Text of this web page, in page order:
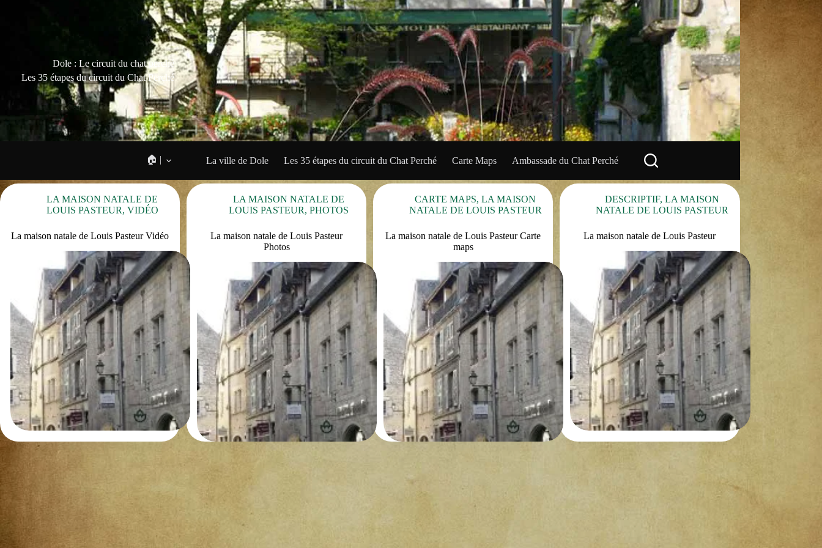
Dole : Le circuit du chat perché
Les 35 étapes du circuit du Chat Perché
🏠 | La ville de Dole Les 35 étapes du circuit du Chat Perché Carte Maps Ambassade du Chat Perché
LA MAISON NATALE DE
LOUIS PASTEUR, VIDÉO
La maison natale de Louis Pasteur Vidéo
LA MAISON NATALE DE
LOUIS PASTEUR,PHOTOS
La maison natale de Louis Pasteur
Photos
CARTE MAPS,LA MAISON
NATALE DE LOUIS PASTEUR
La maison natale de Louis Pasteur Carte
maps
DESCRIPTIF, LA MAISON
NATALE DE LOUIS PASTEUR
La maison natale de Louis Pasteur